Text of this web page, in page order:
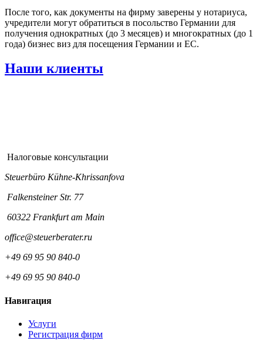
После того, как документы на фирму заверены у нотариуса,
учредители могут обратиться в посольство Германии для
получения однократных (до 3 месяцев) и многократных (до 1
года) бизнес виз для посещения Германии и ЕС.
Наши клиенты
Налоговые консультации
Steuerbüro Kühne-Khrissanfova
Falkensteiner Str. 77
60322 Frankfurt am Main
office@steuerberater.ru
+49 69 95 90 840-0
+49 69 95 90 840-0
Навигация
Услуги
Регистрация фирм